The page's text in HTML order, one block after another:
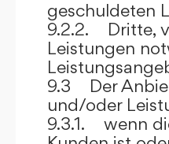
geschuldeten
9.2.2. Dritte,
Leistungen
9.3 Der
und/oder
9.3.1. wenn